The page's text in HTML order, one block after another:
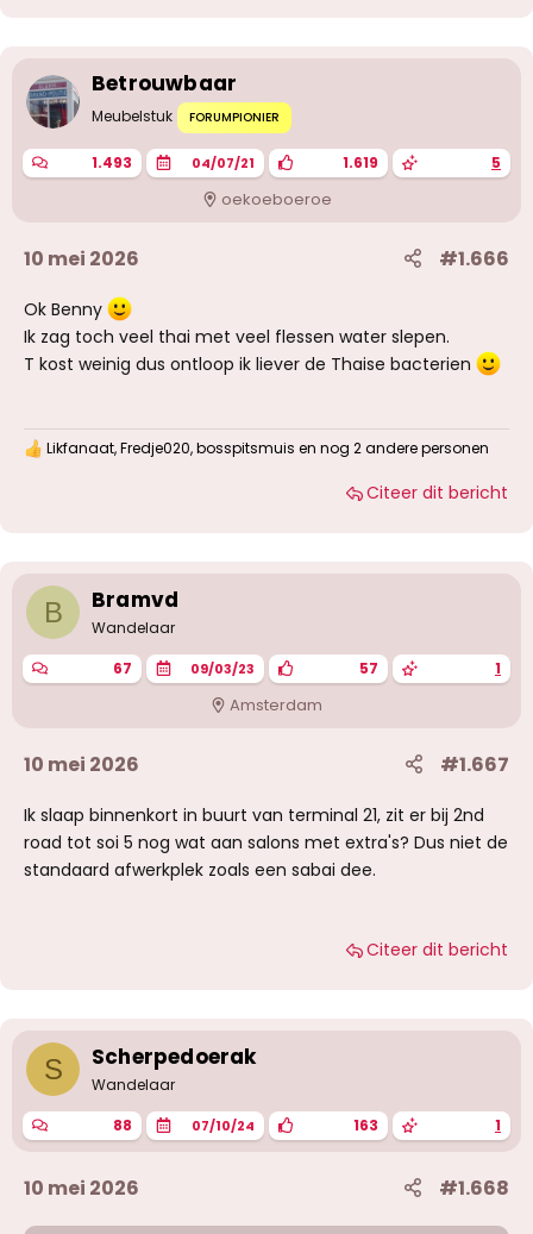
n
g
n
:
Betrouwbaar
Meubelstuk FORUMPIONIER
1.493 04/07/21 1.619 5
oekoeboeroe
10 mei 2026 #1.666
Ok Benny
Ik zag toch veel thai met veel flessen water slepen.
T kost weinig dus ontloop ik liever de Thaise bacterien
W
n
g
n
:
Likfanaat,Fredje020,bosspitsmuis en nog 2 andere personen
Citeer dit bericht
B Bramvd
Wandelaar
67 09/03/23 57 1
Amsterdam
10 mei 2026 #1.667
Ik slaap binnenkort in buurt van terminal 21, zit er bij 2nd
road tot soi 5 nog wat aan salons met extra's? Dus niet de
standaard afwerkplek zoals een sabai dee.
Citeer dit bericht
S Scherpedoerak
Wandelaar
88 07/10/24 163 1
10 mei 2026 #1.668